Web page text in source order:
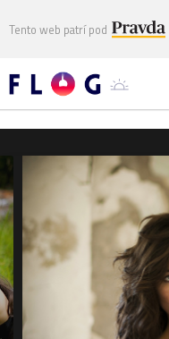
Tento web patrí pod